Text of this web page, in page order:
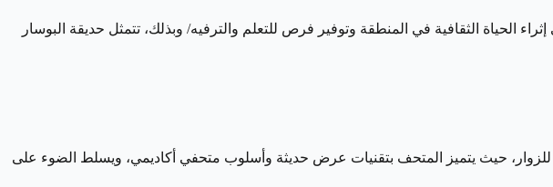
الحياة الثقافية في المنطقة وتوفير فرص للتعلم والترفيه/ وبذلك، تتمثل حديقة البوسار
للزوار، حيث يتميز المتحف بتقنيات عرض حديثة وأسلوب متحفي أكاديمي، ويسلط الضوء على